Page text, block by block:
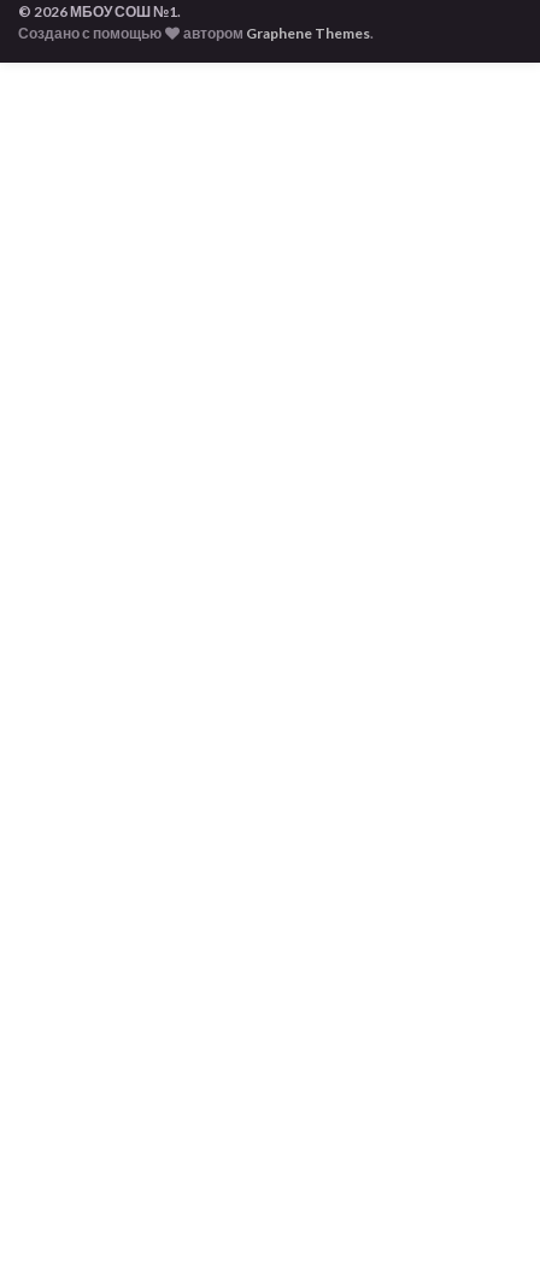
© 2026 МБОУ СОШ №1.
Создано с помощью
автором Graphene Themes.